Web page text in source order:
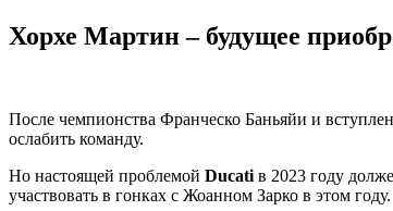
Хорхе Мартин – будущее
После чемпионства Франческо Баньяйи и
ослабить команду.
Но настоящей проблемой Ducati в 2023 году
участвовать в гонках с Жоанном Зарко в этом году.